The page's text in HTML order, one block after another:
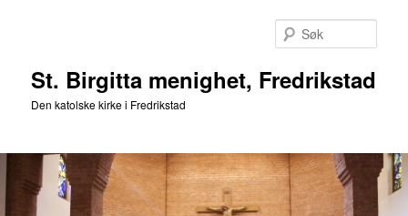
St. Birgitta menighet, Fredrikstad
Den katolske kirke i Fredrikstad